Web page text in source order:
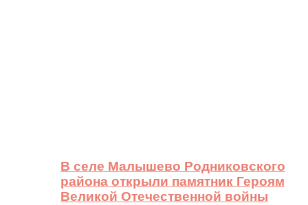
В селе Малышево Родниковского
района открыли памятник Героям
Великой Отечественной войны